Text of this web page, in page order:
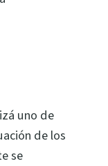
uno de
de los
se